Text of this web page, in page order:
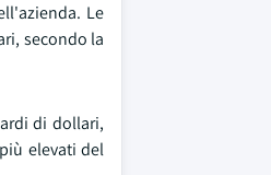
Le
secondo la
di dollari,
elevati del